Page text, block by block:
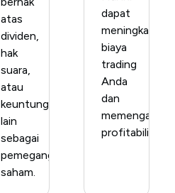
atas
dividen,
hak
suara,
atau
keuntungan
lain
sebagai
pemegang
saham.
dapat
meningkatkan
biaya
trading
Anda
dan
memengaruhi
profitabilitas.